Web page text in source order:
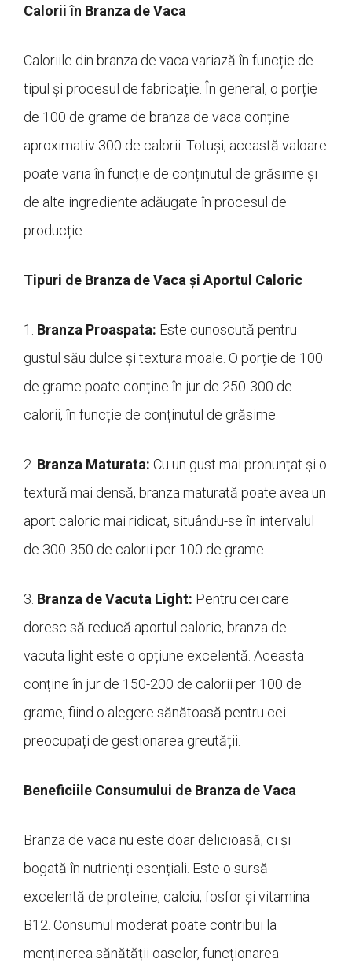
Calorii în Branza de Vaca
Caloriile din branza de vaca variază în funcție de
tipul și procesul de fabricație. În general, o porție
de 100 de grame de branza de vaca conține
aproximativ 300 de calorii. Totuși, această valoare
poate varia în funcție de conținutul de grăsime și
de alte ingrediente adăugate în procesul de
producție.
Tipuri de Branza de Vaca și Aportul Caloric
1. Branza Proaspata: Este cunoscută pentru
gustul său dulce și textura moale. O porție de 100
de grame poate conține în jur de 250-300 de
calorii, în funcție de conținutul de grăsime.
2. Branza Maturata: Cu un gust mai pronunțat și o
textură mai densă, branza maturată poate avea un
aport caloric mai ridicat, situându-se în intervalul
de 300-350 de calorii per 100 de grame.
3. Branza de Vacuta Light: Pentru cei care
doresc să reducă aportul caloric, branza de
vacuta light este o opțiune excelentă. Aceasta
conține în jur de 150-200 de calorii per 100 de
grame, fiind o alegere sănătoasă pentru cei
preocupați de gestionarea greutății.
Beneficiile Consumului de Branza de Vaca
Branza de vaca nu este doar delicioasă, ci și
bogată în nutrienți esențiali. Este o sursă
excelentă de proteine, calciu, fosfor și vitamina
B12. Consumul moderat poate contribui la
menținerea sănătății oaselor, funcționarea